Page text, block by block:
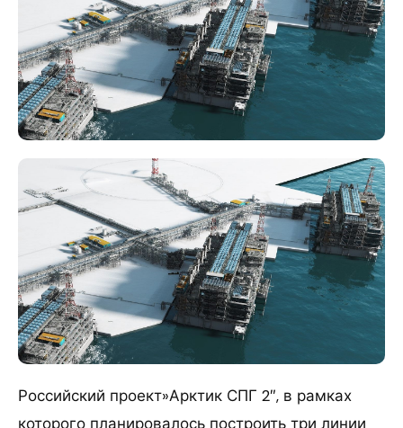
Российский проект»Арктик СПГ 2″, в рамках
которого планировалось построить три линии